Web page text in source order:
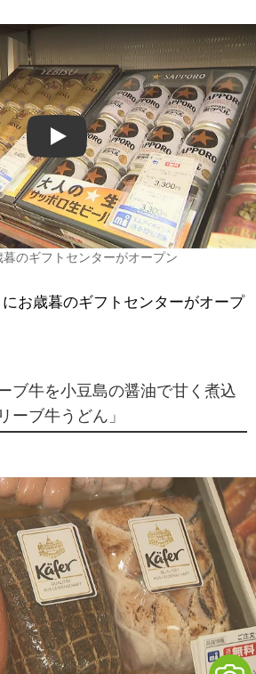
Play
のギフトセンターがオープン
お歳暮のギフトセンターがオープ
ブ牛を小豆島の醤油で甘く煮込
ーブ牛うどん」